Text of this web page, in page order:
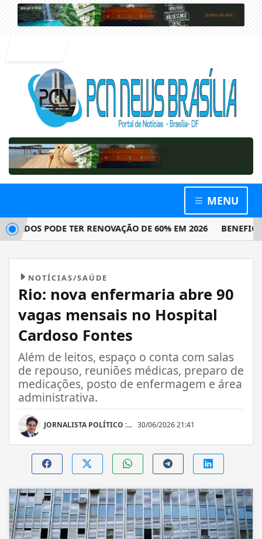
MENU
PODE TER RENOVAÇÃO DE 60% EM 2026
NOTÍCIAS/SAÚDE
Rio: nova enfermaria abre 90
vagas mensais no Hospital
Cardoso Fontes
Além de leitos, espaço o conta com salas
de repouso, reuniões médicas, preparo de
medicações, posto de enfermagem e área
administrativa.
JORNALISTA POLÍTICO :... 30/06/2026 21:41